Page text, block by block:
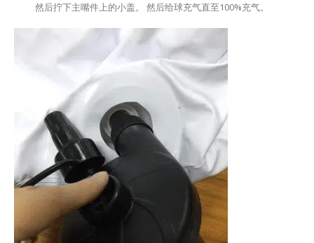
然后拧下主嘴件上的小盖。 然后给球充气直至100%充气。